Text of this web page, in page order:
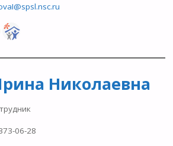
Николаевна
06-28